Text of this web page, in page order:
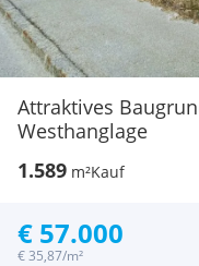
Attraktives
Westhanglage
1.589 m²Kauf
€ 57.000
€ 35,87/m²